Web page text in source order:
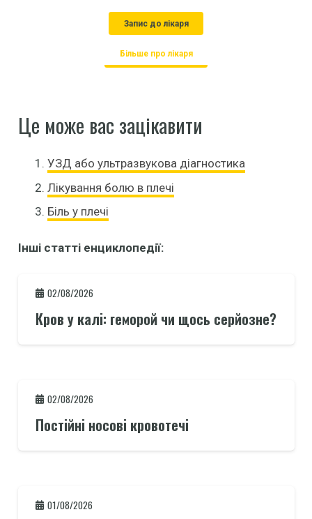
Запис до лікаря
Більше про лікаря
Це може вас зацікавити
УЗД або ультразвукова діагностика
Лікування болю в плечі
Біль у плечі
Інші статті енциклопедії:
02/08/2026
Кров у калі: геморой чи щось серйозне?
02/08/2026
Постійні носові кровотечі
01/08/2026